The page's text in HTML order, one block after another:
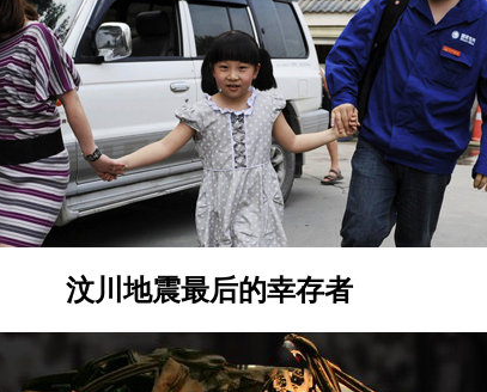
汶川地震最后的幸存者